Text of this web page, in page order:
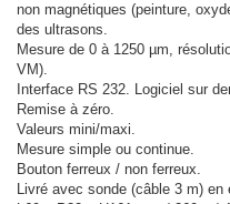
non magnétiques (peinture,
des ultrasons.
Mesure de 0 à 1250 µm,
VM).
Interface RS 232. Logiciel sur
Remise à zéro.
Valeurs mini/maxi.
Mesure simple ou continue.
Bouton ferreux / non ferreux.
Livré avec sonde (câble 3 m)